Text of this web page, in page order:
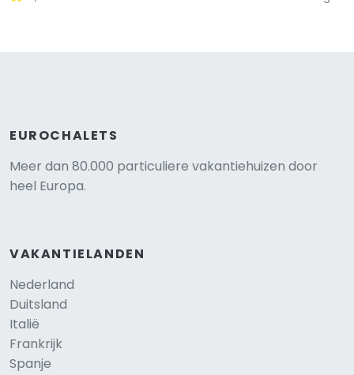
EUROCHALETS
Meer dan 80.000 particuliere vakantiehuizen door
heel Europa.
VAKANTIELANDEN
Nederland
Duitsland
Italië
Frankrijk
Spanje